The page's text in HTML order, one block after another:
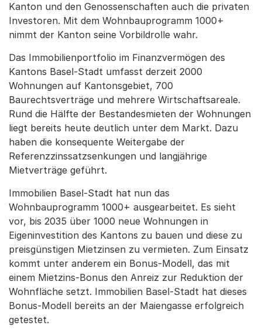
Kanton und den Genossenschaften auch die privaten
Investoren. Mit dem Wohnbauprogramm 1000+
nimmt der Kanton seine Vorbildrolle wahr.
Das Immobilienportfolio im Finanzvermögen des
Kantons Basel-Stadt umfasst derzeit 2000
Wohnungen auf Kantonsgebiet, 700
Baurechtsverträge und mehrere Wirtschaftsareale.
Rund die Hälfte der Bestandesmieten der Wohnungen
liegt bereits heute deutlich unter dem Markt. Dazu
haben die konsequente Weitergabe der
Referenzzinssatzsenkungen und langjährige
Mietverträge geführt.
Immobilien Basel-Stadt hat nun das
Wohnbauprogramm 1000+ ausgearbeitet. Es sieht
vor, bis 2035 über 1000 neue Wohnungen in
Eigeninvestition des Kantons zu bauen und diese zu
preisgünstigen Mietzinsen zu vermieten. Zum Einsatz
kommt unter anderem ein Bonus-Modell, das mit
einem Mietzins-Bonus den Anreiz zur Reduktion der
Wohnfläche setzt. Immobilien Basel-Stadt hat dieses
Bonus-Modell bereits an der Maiengasse erfolgreich
getestet.